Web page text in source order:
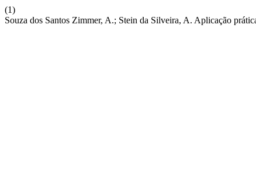
(1)
Souza dos Santos Zimmer, A.; Stein da Silveira, A. Aplicação